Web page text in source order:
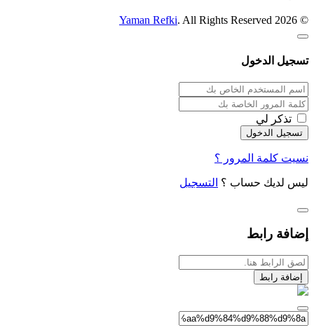
© 2026
Yaman Refki. All Rights Reserved
تسجيل الدخول
تذكر لي
نسيت كلمة المرور ؟
ليس لديك حساب ؟ التسجيل
إضافة رابط
إضافة رابط